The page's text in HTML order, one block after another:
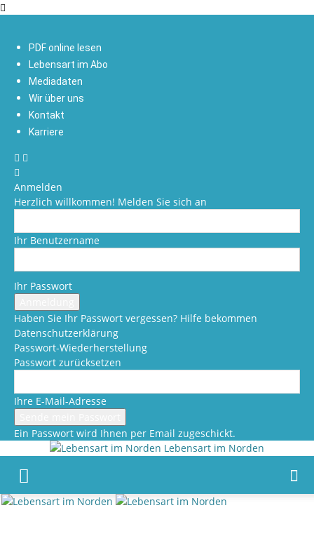
PDF online lesen
Lebensart im Abo
Mediadaten
Wir über uns
Kontakt
Karriere
Anmelden
Herzlich willkommen! Melden Sie sich an
Ihr Benutzername
Ihr Passwort
Haben Sie Ihr Passwort vergessen? Hilfe bekommen
Datenschutzerklärung
Passwort-Wiederherstellung
Passwort zurücksetzen
Ihre E-Mail-Adresse
Ein Passwort wird Ihnen per Email zugeschickt.
Lebensart im Norden